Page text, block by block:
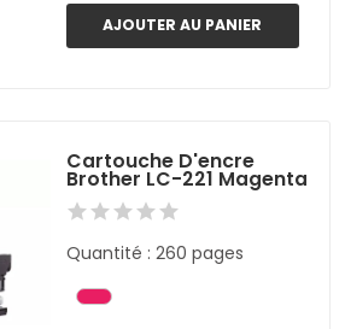
AJOUTER AU PANIER
Cartouche D'encre
Brother LC-221 Magenta
Quantité : 260 pages